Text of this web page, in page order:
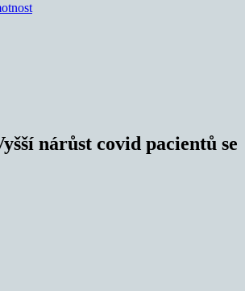
nárůst covid pacientů se